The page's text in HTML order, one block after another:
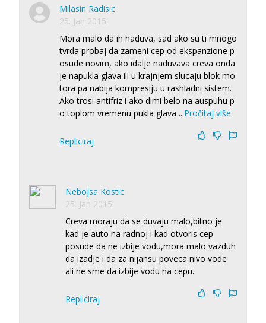
Milasin Radisic
25. Jan 2015.
Mora malo da ih naduva, sad ako su ti mnogo
tvrda probaj da zameni cep od ekspanzione p
osude novim, ako idalje naduvava creva onda
je napukla glava ili u krajnjem slucaju blok mo
tora pa nabija kompresiju u rashladni sistem.
Ako trosi antifriz i ako dimi belo na auspuhu p
o toplom vremenu pukla glava ...Pročitaj više
Repliciraj
Nebojsa Kostic
25. Jan 2015.
Creva moraju da se duvaju malo,bitno je
kad je auto na radnoj i kad otvoris cep
posude da ne izbije vodu,mora malo vazduh
da izadje i da za nijansu poveca nivo vode
ali ne sme da izbije vodu na cepu.
Repliciraj